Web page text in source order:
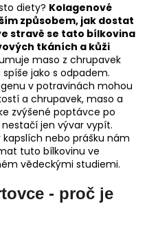
diety? Kolagenové
způsobem, jak dostat
stravě se tato bílkovina
tkáních a kůži
maso z chrupavek
jako s odpadem.
v potravinách mohou
a chrupavek, maso a
zvýšené poptávce po
jen vývar vypít.
nebo prášku nám
tuto bílkovinu ve
vědeckými studiemi.
- proč je